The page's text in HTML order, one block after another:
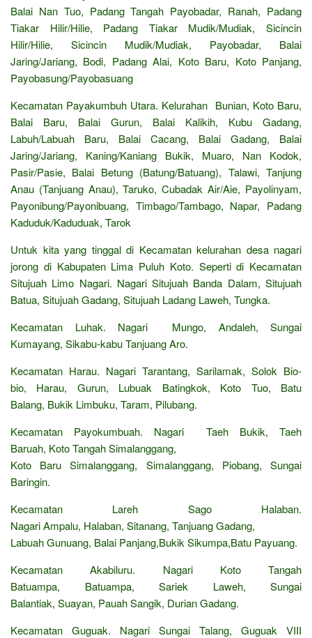
Balai Nan Tuo, Padang Tangah Payobadar, Ranah, Padang
Tiakar Hilir/Hilie, Padang Tiakar Mudik/Mudiak, Sicincin
Hilir/Hilie, Sicincin Mudik/Mudiak, Payobadar, Balai
Jaring/Jariang, Bodi, Padang Alai, Koto Baru, Koto Panjang,
Payobasung/Payobasuang
Kecamatan Payakumbuh Utara. Kelurahan Bunian, Koto Baru,
Balai Baru, Balai Gurun, Balai Kalikih, Kubu Gadang,
Labuh/Labuah Baru, Balai Cacang, Balai Gadang, Balai
Jaring/Jariang, Kaning/Kaniang Bukik, Muaro, Nan Kodok,
Pasir/Pasie, Balai Betung (Batung/Batuang), Talawi, Tanjung
Anau (Tanjuang Anau), Taruko, Cubadak Air/Aie, Payolinyam,
Payonibung/Payonibuang, Timbago/Tambago, Napar, Padang
Kaduduk/Kaduduak, Tarok
Untuk kita yang tinggal di Kecamatan kelurahan desa nagari
jorong di Kabupaten Lima Puluh Koto. Seperti di Kecamatan
Situjuah Limo Nagari. Nagari Situjuah Banda Dalam, Situjuah
Batua, Situjuah Gadang, Situjuah Ladang Laweh, Tungka.
Kecamatan Luhak. Nagari Mungo, Andaleh, Sungai
Kumayang, Sikabu-kabu Tanjuang Aro.
Kecamatan Harau. Nagari Tarantang, Sarilamak, Solok Bio-
bio, Harau, Gurun, Lubuak Batingkok, Koto Tuo, Batu
Balang, Bukik Limbuku, Taram, Pilubang.
Kecamatan Payokumbuah. Nagari Taeh Bukik, Taeh
Baruah, Koto Tangah Simalanggang,
Koto Baru Simalanggang, Simalanggang, Piobang, Sungai
Baringin.
Kecamatan Lareh Sago Halaban.
Nagari Ampalu, Halaban, Sitanang, Tanjuang Gadang,
Labuah Gunuang, Balai Panjang,Bukik Sikumpa,Batu Payuang.
Kecamatan Akabiluru. Nagari Koto Tangah
Batuampa, Batuampa, Sariek Laweh, Sungai
Balantiak, Suayan, Pauah Sangik, Durian Gadang.
Kecamatan Guguak. Nagari Sungai Talang, Guguak VIII